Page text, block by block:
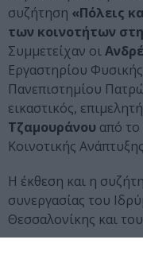
συζήτηση «Πόλεις
των κοινοτήτων
Συμμετείχαν οι
Εργαστηρίου
Πανεπιστημίου
εικαστικός,
Τζαμουράνου από το
Κοινοτικής
H έκθεση και η
συνεργασίας του
Θεσσαλονίκης και